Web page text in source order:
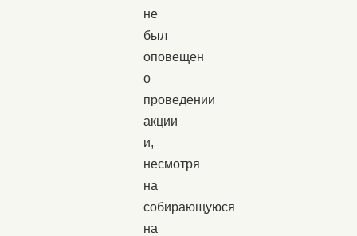
не
был
оповещен
о
проведении
акции
и,
несмотря
на
собирающуюся
на